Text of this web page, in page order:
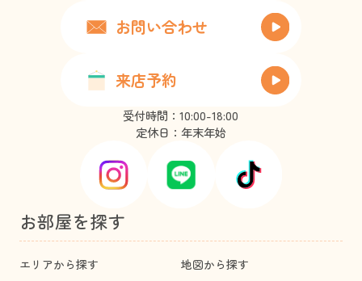
お問い合わせ
来店予約
受付時間：10:00-18:00
定休日：年末年始
お部屋を探す
エリアから探す
地図から探す